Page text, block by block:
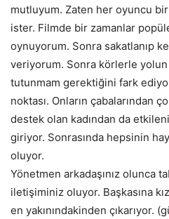
mutluyum. Zaten her oyuncu
ister. Filmde bir zamanlar
oynuyorum. Sonra sakatlanıp
veriyorum. Sonra körlerle
tutunmam gerektiğini fark
noktası. Onların çabalarından
destek olan kadından da
giriyor. Sonrasında hepsinin
oluyor.
Yönetmen arkadaşınız olunca
iletişiminiz oluyor. Başkasına
en yakınındakinden çıkarıyor.